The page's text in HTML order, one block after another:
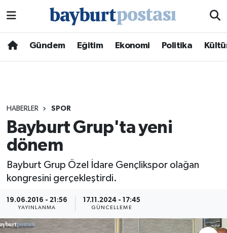
Gündem Eğitim Ekonomi Politika
HABERLER SPOR
Bayburt Grup'ta yeni
dönem
Bayburt Grup Özel İdare Gençlikspor olağan
kongresini gerçekleştirdi.
19.06.2016 - 21:56
YAYINLANMA
17.11.2024 - 17:45
GÜNCELLEME
Hava Durumu
Süper Lig Puan Durumu ve Fikstür
Tüm Manşetler
Haber Arşivi